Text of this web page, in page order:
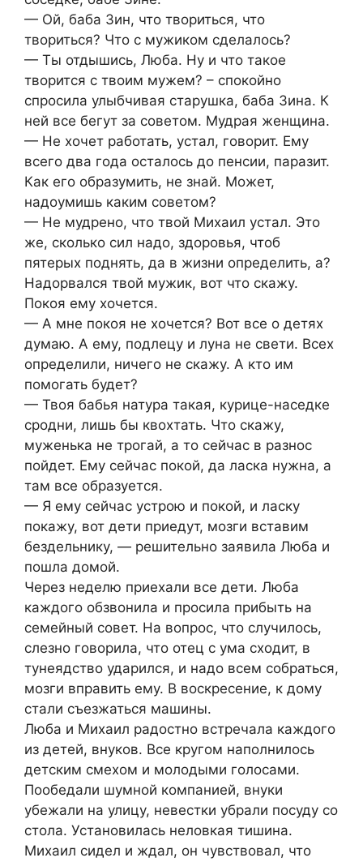
— Ой, баба Зин, что твориться, что
твориться? Что с мужиком сделалось?
— Ты отдышись, Люба. Ну и что такое
творится с твоим мужем? – спокойно
спросила улыбчивая старушка, баба Зина. К
ней все бегут за советом. Мудрая женщина.
— Не хочет работать, устал, говорит. Ему
всего два года осталось до пенсии, паразит.
Как его образумить, не знай. Может,
надоумишь каким советом?
— Не мудрено, что твой Михаил устал. Это
же, сколько сил надо, здоровья, чтоб
пятерых поднять, да в жизни определить, а?
Надорвался твой мужик, вот что скажу.
Покоя ему хочется.
— А мне покоя не хочется? Вот все о детях
думаю. А ему, подлецу и луна не свети. Всех
определили, ничего не скажу. А кто им
помогать будет?
— Твоя бабья натура такая, курице-наседке
сродни, лишь бы квохтать. Что скажу,
муженька не трогай, а то сейчас в разнос
пойдет. Ему сейчас покой, да ласка нужна, а
там все образуется.
— Я ему сейчас устрою и покой, и ласку
покажу, вот дети приедут, мозги вставим
бездельнику, — решительно заявила Люба и
пошла домой.
Через неделю приехали все дети. Люба
каждого обзвонила и просила прибыть на
семейный совет. На вопрос, что случилось,
слезно говорила, что отец с ума сходит, в
тунеядство ударился, и надо всем собраться,
мозги вправить ему. В воскресение, к дому
стали съезжаться машины.
Люба и Михаил радостно встречала каждого
из детей, внуков. Все кругом наполнилось
детским смехом и молодыми голосами.
Пообедали шумной компанией, внуки
убежали на улицу, невестки убрали посуду со
стола. Установилась неловкая тишина.
Михаил сидел и ждал, он чувствовал, что